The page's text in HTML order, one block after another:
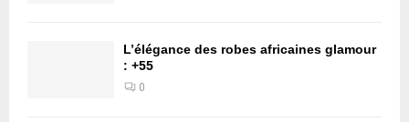
L’élégance des robes africaines glamour
: +55
0